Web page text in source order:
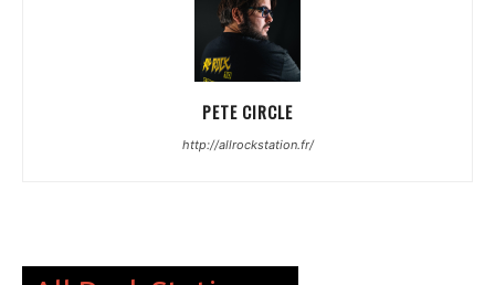
PETE CIRCLE
http://allrockstation.fr/